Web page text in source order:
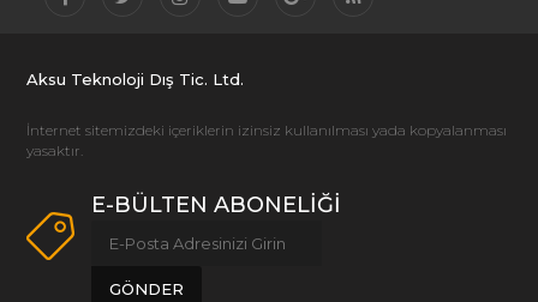
Aksu Teknoloji Dış Tic. Ltd.
İnternet sitemizdeki içeriklerin izinsiz kullanılması yada kopyalanması
yasaktır.
E-BÜLTEN ABONELİĞİ